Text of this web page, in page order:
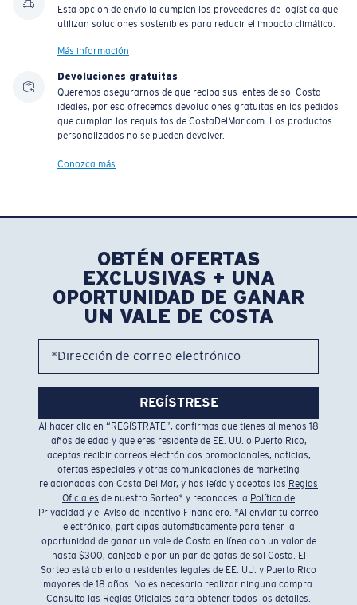
Esta opción de envío la cumplen los proveedores de logística que
utilizan soluciones sostenibles para reducir el impacto climático.
Más información
Devoluciones gratuitas
Queremos asegurarnos de que reciba sus lentes de sol Costa
ideales, por eso ofrecemos devoluciones gratuitas en los pedidos
que cumplan los requisitos de CostaDelMar.com. Los productos
personalizados no se pueden devolver.
Conozca más
OBTÉN OFERTAS
EXCLUSIVAS + UNA
OPORTUNIDAD DE GANAR
UN VALE DE COSTA
*Dirección de correo electrónico
REGÍSTRESE
Al hacer clic en “REGÍSTRATE”, confirmas que tienes al menos 18
años de edad y que eres residente de EE. UU. o Puerto Rico,
aceptas recibir correos electrónicos promocionales, noticias,
ofertas especiales y otras comunicaciones de marketing
relacionadas con Costa Del Mar, y has leído y aceptas las Reglas
Oficiales de nuestro Sorteo* y reconoces la Política de
Privacidad y el Aviso de Incentivo Financiero. *Al enviar tu correo
electrónico, participas automáticamente para tener la
oportunidad de ganar un vale de Costa en línea con un valor de
hasta $300, canjeable por un par de gafas de sol Costa. El
Sorteo está abierto a residentes legales de EE. UU. y Puerto Rico
mayores de 18 años. No es necesario realizar ninguna compra.
Consulta las Reglas Oficiales para obtener todos los detalles.